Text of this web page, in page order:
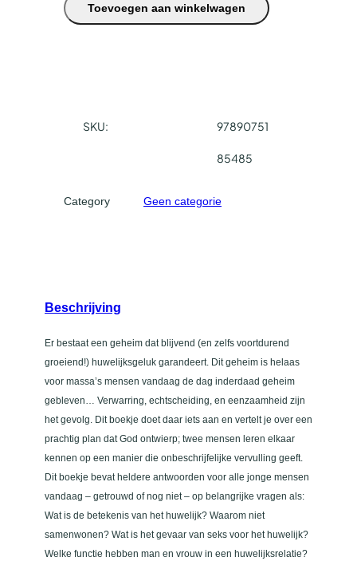
h
g
w
l
a
t
a
Toevoegen aan winkelwagen
SKU: 97890751
85485
Category Geen categorie
Beschrijving
Er bestaat een geheim dat blijvend (en zelfs voortdurend
groeiend!) huwelijksgeluk garandeert. Dit geheim is helaas
voor massa’s mensen vandaag de dag inderdaad geheim
gebleven… Verwarring, echtscheiding, en eenzaamheid zijn
het gevolg. Dit boekje doet daar iets aan en vertelt je over een
prachtig plan dat God ontwierp; twee mensen leren elkaar
kennen op een manier die onbeschrijfelijke vervulling geeft.
Dit boekje bevat heldere antwoorden voor alle jonge mensen
vandaag – getrouwd of nog niet – op belangrijke vragen als:
Wat is de betekenis van het huwelijk? Waarom niet
samenwonen? Wat is het gevaar van seks voor het huwelijk?
Welke functie hebben man en vrouw in een huwelijksrelatie?